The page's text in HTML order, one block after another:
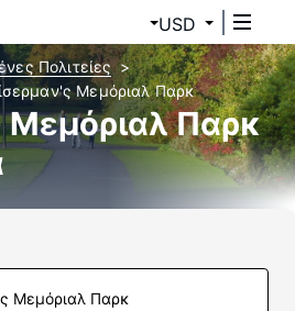
USD
Πολιτείες
Μεμόριαλ Παρκ
Μεμόριαλ Παρκ